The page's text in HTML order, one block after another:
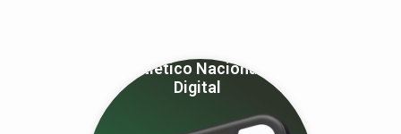
Atlético Nacional
Digital